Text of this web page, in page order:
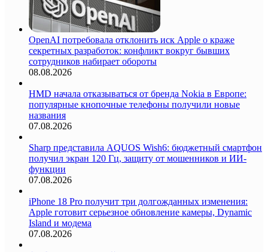
OpenAI потребовала отклонить иск Apple о краже
секретных разработок: конфликт вокруг бывших
сотрудников набирает обороты
08.08.2026
HMD начала отказываться от бренда Nokia в Европе:
популярные кнопочные телефоны получили новые
названия
07.08.2026
Sharp представила AQUOS Wish6: бюджетный смартфон
получил экран 120 Гц, защиту от мошенников и ИИ-
функции
07.08.2026
iPhone 18 Pro получит три долгожданных изменения:
Apple готовит серьезное обновление камеры, Dynamic
Island и модема
07.08.2026